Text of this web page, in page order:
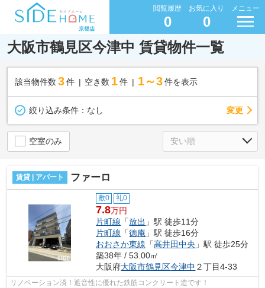
閲覧履歴
0
お気に入り
0
メニュー
大阪市鶴見区今津中 賃貸物件一覧
該当物件数 3件 空き数 1 件 1～3 件を表示
絞り込み条件： なし 変更
空室のみ
賃貸 | アパート ファーロ
敷0 礼0
7.8万円
片町線 「放出 」駅 徒歩11分
片町線 「徳庵 」駅 徒歩16分
おおさか東線 「高井田中央 」駅 徒歩25分
築38年 / 53.00㎡
大阪府大阪市鶴見区今津中 ２丁目4-33
リノベーション済！遮音性に優れた鉄筋コンクリート造です！